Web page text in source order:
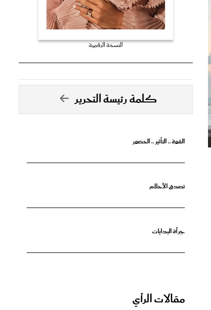
النسخة الرقمية
كلمة رئيسة التحرير
القوة .. التأثير .. الحضور
تصدق الأحلام
جرأة البدايات
مقالات الرأي